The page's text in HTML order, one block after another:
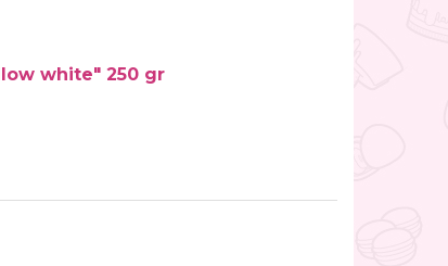
white" 250 gr